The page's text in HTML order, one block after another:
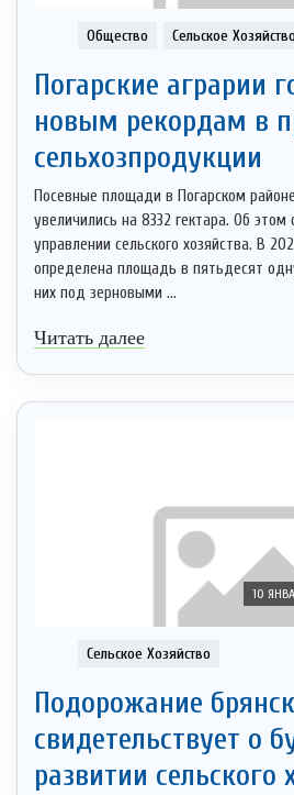
Общество Сельское Хозяйство
Погарские аграрии
новым рекордам в
сельхозпродукции
Посевные площади в Погарском
увеличились на 8332 гектара. Об
управлении сельского хозяйства. В
определена площадь в пятьдесят
них под зерновыми ...
Читать далее
10
Сельское Хозяйство
Подорожание
свидетельствует о
развитии сельского